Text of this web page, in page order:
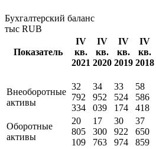
Бухгалтерский баланс
тыс RUB
Показатель
IV
кв.
2021
IV
кв.
2020
IV
кв.
2019
IV
кв.
2018
Внеоборотные
активы
32
792
334
34
952
039
33
524
174
58
586
418
Оборотные
активы
20
805
109
17
300
763
30
922
974
37
650
859